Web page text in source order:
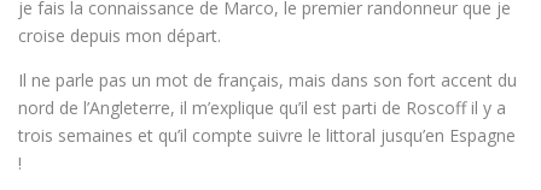
je fais la connaissance de Marco, le premier randonneur que je
croise depuis mon départ.
Il ne parle pas un mot de français, mais dans son fort accent du
nord de l’Angleterre, il m’explique qu’il est parti de Roscoff il y a
trois semaines et qu’il compte suivre le littoral jusqu’en Espagne
!